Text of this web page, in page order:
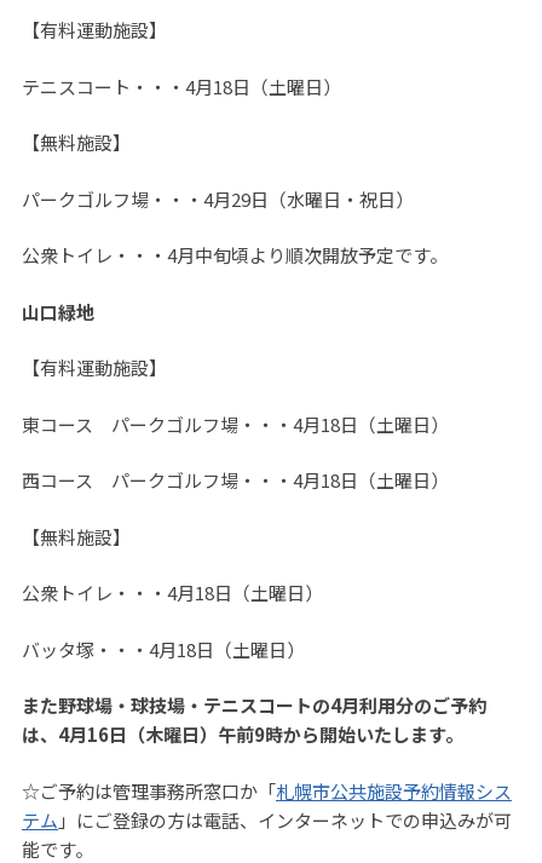
【有料運動施設】
テニスコート・・・4月18日（土曜日）
【無料施設】
パークゴルフ場・・・4月29日（水曜日・祝日）
公衆トイレ・・・4月中旬頃より順次開放予定です。
山口緑地
【有料運動施設】
東コース パークゴルフ場・・・4月18日（土曜日）
西コース パークゴルフ場・・・4月18日（土曜日）
【無料施設】
公衆トイレ・・・4月18日（土曜日）
バッタ塚・・・4月18日（土曜日）
また野球場・球技場・テニスコートの4月利用分のご予約
は、4月16日（木曜日）午前9時から開始いたします。
☆ご予約は管理事務所窓口か「札幌市公共施設予約情報シス
テム 」にご登録の方は電話、インターネットでの申込みが可
能です。